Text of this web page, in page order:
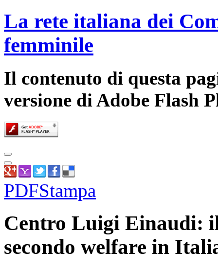
La rete italiana dei
femminile
Il contenuto di questa
versione di Adobe Flash
PDFStampa
Centro Luigi Einaudi:
secondo welfare in